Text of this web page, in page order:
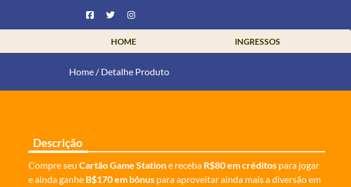
HOME INGRESSOS
Home / Detalhe Produto
Descrição
Compre seu Cartão Game Statione receba R$80 em créditos para jogar
e ainda ganhe B$170 em bônus para aproveitar ainda mais a diversão em